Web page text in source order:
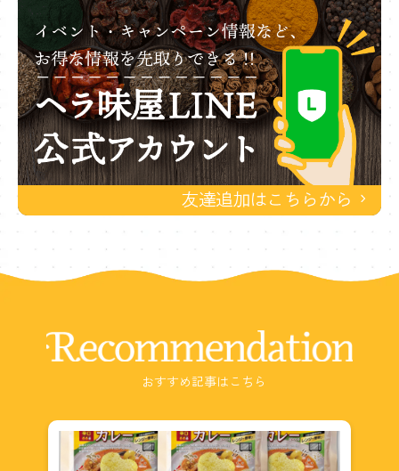
Recommendation
おすすめ記事はこちら